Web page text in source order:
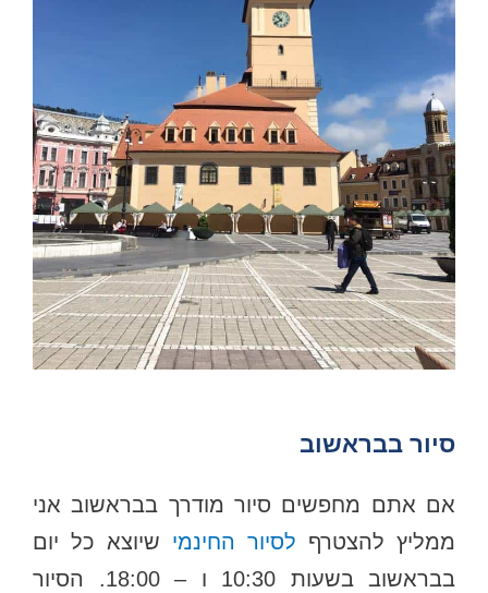
סיור בבראשוב
אם אתם מחפשים סיור מודרך בבראשוב אני
ממליץ להצטרף לסיור החינמישיוצא כל יום
בבראשוב בשעות 10:30 ו – 18:00. הסיור